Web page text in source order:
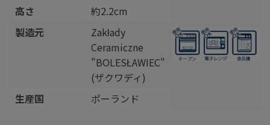
高さ
約2.2cm
製造元
Zakłady
Ceramiczne
"BOLESŁAWIEC"
(ザクワディ)
生産国
ポーランド